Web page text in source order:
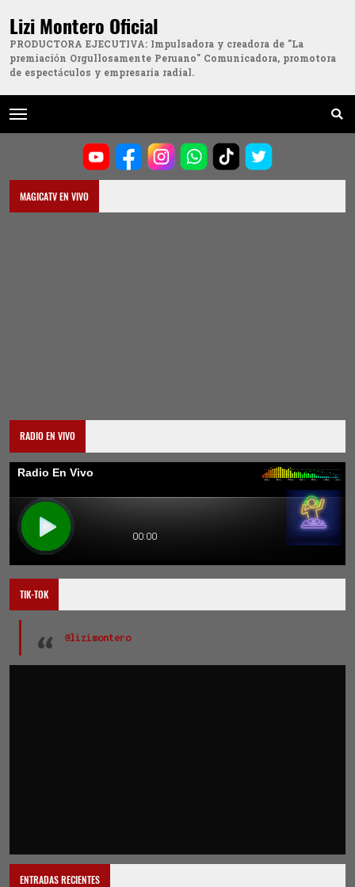
Lizi Montero Oficial
PRODUCTORA EJECUTIVA: Impulsadora y creadora de "La
premiación Orgullosamente Peruano" Comunicadora, promotora
de espectáculos y empresaria radial.
MAGICATV EN VIVO
RADIO EN VIVO
TIK-TOK
@lizimontero
ENTRADAS RECIENTES